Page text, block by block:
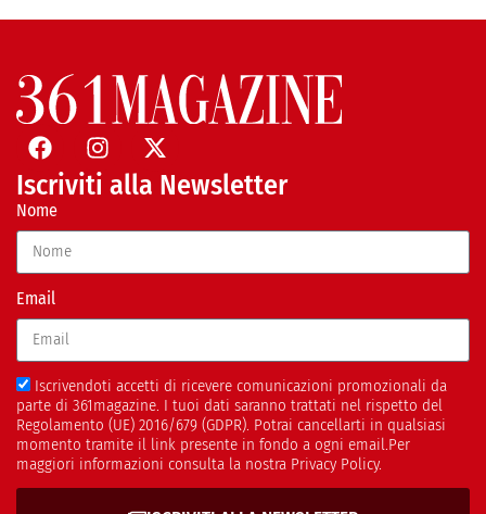
Iscriviti alla Newsletter
Nome
Email
Iscrivendoti accetti di ricevere comunicazioni promozionali da
parte di 361magazine. I tuoi dati saranno trattati nel rispetto del
Regolamento (UE) 2016/679 (GDPR). Potrai cancellarti in qualsiasi
momento tramite il link presente in fondo a ogni email.Per
maggiori informazioni consulta la nostra Privacy Policy.